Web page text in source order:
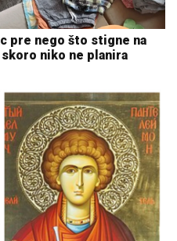
pre nego što stigne na
niko ne planira